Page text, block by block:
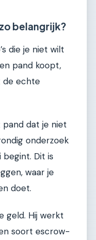
belangrijk?
die je niet wilt
pand koopt,
de echte
dat je niet
onderzoek
Dit is
waar je
doet.
geld. Hij werkt
soort escrow-